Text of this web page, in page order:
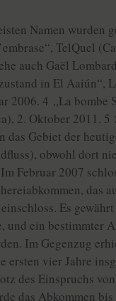
Namen wurden
TelQuel
auch Gaël
in El Aaiún“,
2006. 4 „La bombe
2. Oktober 2011. 5
das Gebiet der
obwohl dort
Februar 2007
das
Es
und ein bestimmter
Im Gegenzug
ersten vier Jahre
des Einspruchs
das Abkommen bis